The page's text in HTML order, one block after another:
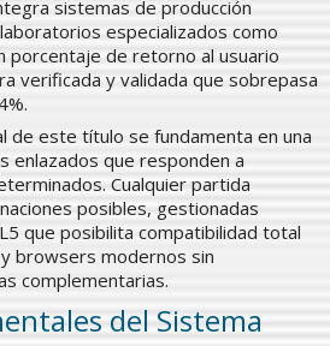
sistemas de producción
especializados como
porcentaje de retorno al usuario
verificada y validada que sobrepasa
de este título se fundamenta en una
enlazados que responden a
Cualquier partida
posibles, gestionadas
que posibilita compatibilidad total
browsers modernos sin
complementarias.
del Sistema